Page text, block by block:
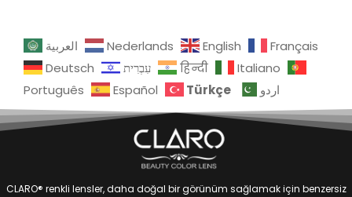
العربية Nederlands English
Français
Deutsch
עִבְרִית हिन्दी
Italiano
Português
Español Türkçe اردو
CLARO® renkli lensler, daha doğal bir görünüm sağlamak için benzersiz